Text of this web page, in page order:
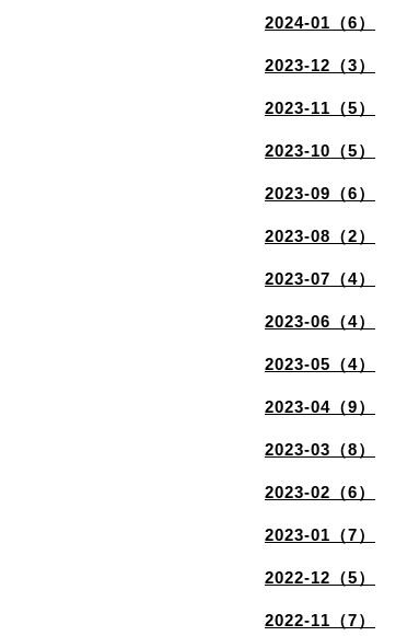
2024-01（6）
2023-12（3）
2023-11（5）
2023-10（5）
2023-09（6）
2023-08（2）
2023-07（4）
2023-06（4）
2023-05（4）
2023-04（9）
2023-03（8）
2023-02（6）
2023-01（7）
2022-12（5）
2022-11（7）